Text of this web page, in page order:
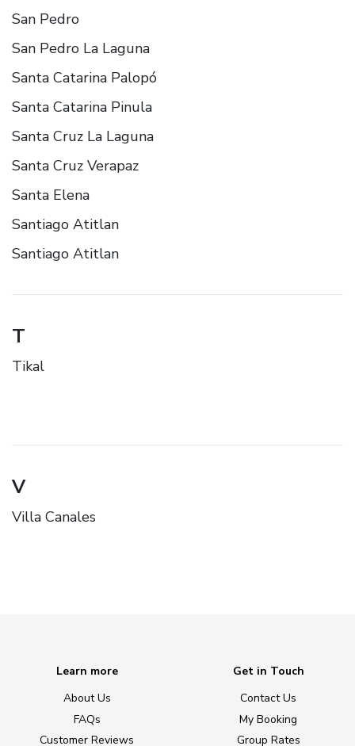
San Pedro
San Pedro La Laguna
Santa Catarina Palopó
Santa Catarina Pinula
Santa Cruz La Laguna
Santa Cruz Verapaz
Santa Elena
Santiago Atitlan
Santiago Atitlan
T
Tikal
V
Villa Canales
Learn more
About Us
FAQs
Customer Reviews
Get in Touch
Contact Us
My Booking
Group Rates